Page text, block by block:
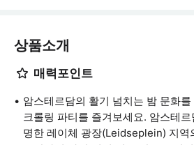
상품소개
매력포인트
암스테르담의 활기 넘치는 밤 문화
크롤링 파티를 즐겨보세요. 암스테
명한 레이체 광장(Leidseplein) 지역